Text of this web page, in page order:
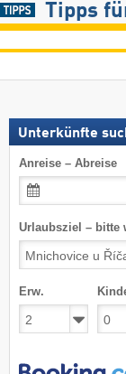
Tipps
Unterkünfte
Anreise – Abreise
Urlaubsziel – bitte
Erw.